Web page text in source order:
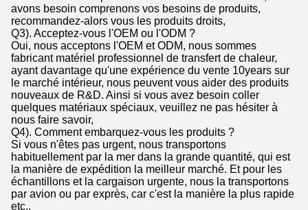
avons besoin comprenons vos besoins de produits,
recommandez-alors vous les produits droits,
Q3). Acceptez-vous l'OEM ou l'ODM ?
Oui, nous acceptons l'OEM et ODM, nous sommes
fabricant matériel professionnel de transfert de chaleur,
ayant davantage qu'une expérience du vente 10years sur
le marché intérieur, nous peuvent vous aider des produits
nouveaux de R&D. Ainsi si vous avez besoin coller
quelques matériaux spéciaux, veuillez ne pas hésiter à
nous faire savoir,
Q4). Comment embarquez-vous les produits ?
Si vous n'êtes pas urgent, nous transportons
habituellement par la mer dans la grande quantité, qui est
la manière de expédition la meilleur marché. Et pour les
échantillons et la cargaison urgente, nous la transportons
par avion ou par exprès, car c'est la manière la plus rapide
etc.,